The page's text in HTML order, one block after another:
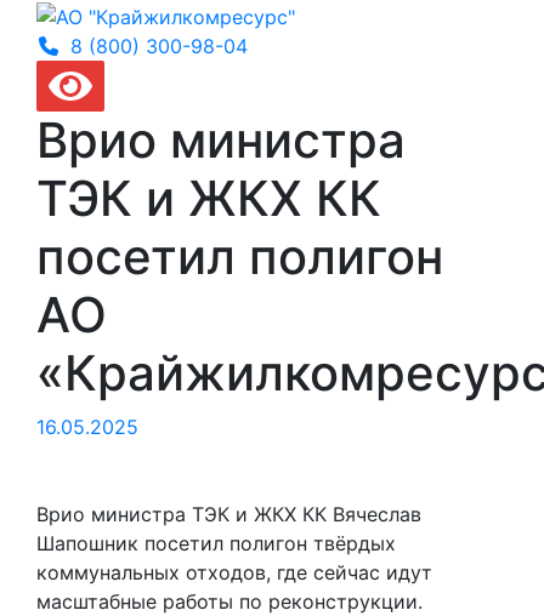
8 (800) 300-98-04
Врио министра
ТЭК и ЖКХ КК
посетил полигон
АО
16.05.2025
Врио министра ТЭК и ЖКХ КК Вячеслав
Шапошник посетил полигон твёрдых
коммунальных отходов, где сейчас идут
масштабные работы по реконструкции.